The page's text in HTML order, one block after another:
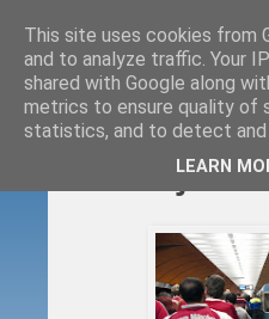
2012. 05. 21.
Csúcsra járt
This site uses cookies from
and to analyze traffic. Your
shared with Google along
metrics to ensure quality of
statistics, and to detect and
LEARN